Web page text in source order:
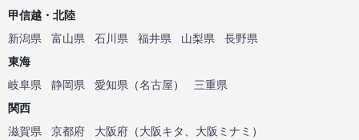
甲信越・北陸
新潟県
富山県 石川県 福井県 山梨県
長野県
東海
岐阜県
静岡県 愛知県 （名古屋）
三重県
関西
滋賀県
京都府 大阪府 （大阪キタ 大阪ミナミ ）